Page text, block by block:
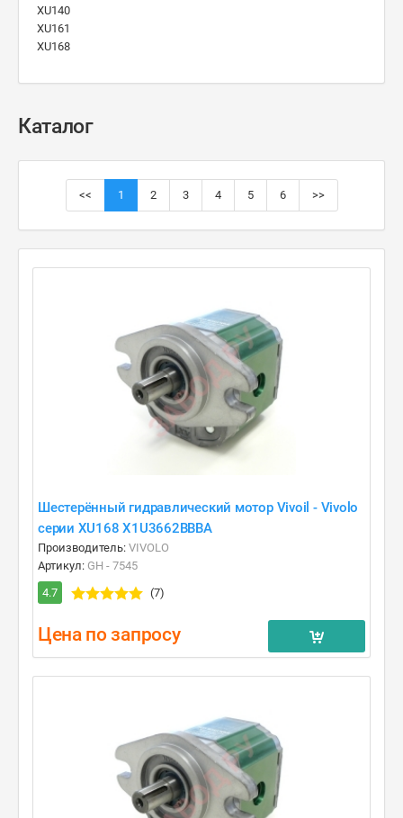
XU140
XU161
XU168
Каталог
<< 1 2 3 4 5 6 >>
Шестерённый гидравлический мотор Vivoil - Vivolo
серии XU168 X1U3662BBBA
Производитель: VIVOLO
Артикул: GH - 7545
4.7
(7)
Цена по запросу